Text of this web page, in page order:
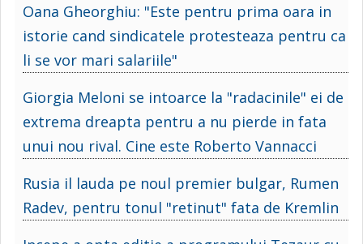
Oana Gheorghiu: "Este pentru prima oara in
istorie cand sindicatele protesteaza pentru ca
li se vor mari salariile"
Giorgia Meloni se intoarce la "radacinile" ei de
extrema dreapta pentru a nu pierde in fata
unui nou rival. Cine este Roberto Vannacci
Rusia il lauda pe noul premier bulgar, Rumen
Radev, pentru tonul "retinut" fata de Kremlin